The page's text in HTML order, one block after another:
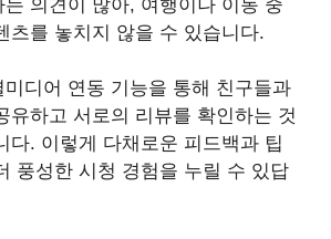
의견이 많아, 여행이나 이동 중
츠를 놓치지 않을 수 있습니다.
디어 연동 기능을 통해 친구들과
유하고 서로의 리뷰를 확인하는 것
다. 이렇게 다채로운 피드백과 팁
풍성한 시청 경험을 누릴 수 있답